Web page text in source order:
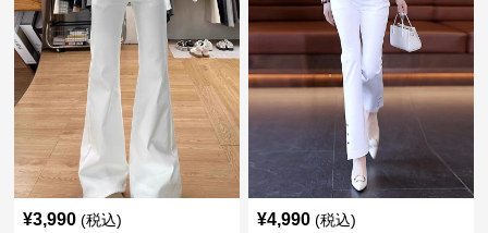
¥3,990 (税込) ¥4,990 (税込)